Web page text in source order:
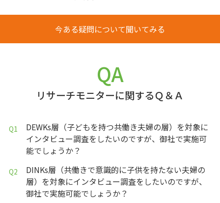
今ある疑問について聞いてみる
QA
リサーチモニターに関するＱ＆Ａ
DEWKs層（子どもを持つ共働き夫婦の層）を対象に
インタビュー調査をしたいのですが、御社で実施可
能でしょうか？
DINKs層（共働きで意識的に子供を持たない夫婦の
層）を対象にインタビュー調査をしたいのですが、
御社で実施可能でしょうか？